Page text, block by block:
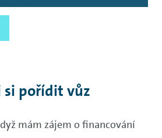
si pořídit vůz
mám zájem o financování